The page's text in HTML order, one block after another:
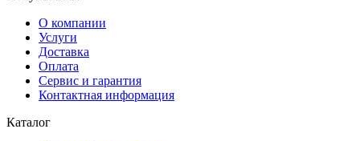
О компании
Услуги
Доставка
Оплата
Сервис и гарантия
Контактная информация
Каталог